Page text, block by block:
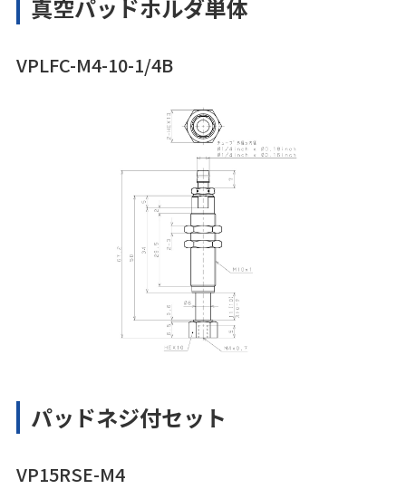
真空パッドホルダ単体
VPLFC-M4-10-1/4B
パッドネジ付セット
VP15RSE-M4